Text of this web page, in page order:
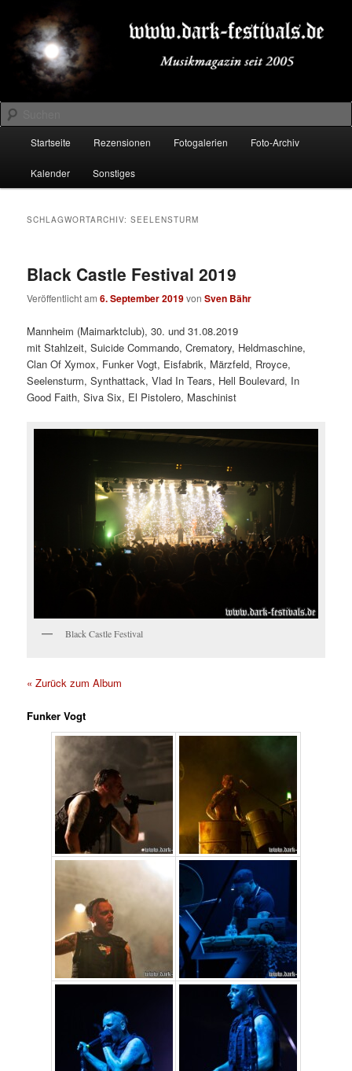
primären
Inhalt
springen
sekundären
Inhalt
springenDARK-FESTIVALS.DE
Suchen
Startseite Rezensionen Fotogalerien Foto-Archiv
Kalender Sonstiges
SCHLAGWORTARCHIV:SEELENSTURM
Black Castle Festival 2019
Veröffentlicht am6. September 2019vonSven Bähr
Mannheim (Maimarktclub), 30. und 31.08.2019
mit Stahlzeit, Suicide Commando, Crematory, Heldmaschine,
Clan Of Xymox, Funker Vogt, Eisfabrik, Märzfeld, Rroyce,
Seelensturm, Synthattack, Vlad In Tears, Hell Boulevard, In
Good Faith, Siva Six, El Pistolero, Maschinist
Black Castle Festival
« Zurück zum Album
Funker Vogt